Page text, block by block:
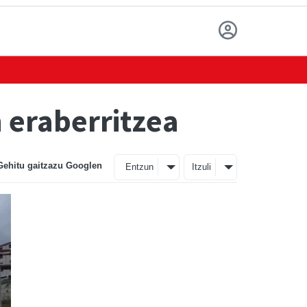
eraberritzea
gaitzazu Googlen Entzun Itzuli